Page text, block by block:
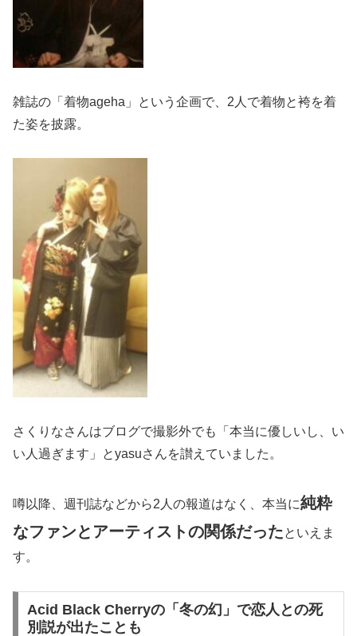
雑誌の「着物ageha」という企画で、2人で着物と袴を着
た姿を披露。
さくりなさんはブログで撮影外でも「本当に優しいし、い
い人過ぎます」とyasuさんを讃えていました。
噂以降、週刊誌などから2人の報道はなく、本当に純粋
なファンとアーティストの関係だったといえま
す。
Acid Black Cherryの「冬の幻」で恋人との死
別説が出たことも